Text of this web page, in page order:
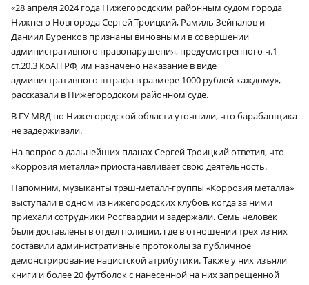
«28 апреля 2024 года Нижегородским районным судом города
Нижнего Новгорода Сергей Троицкий, Рамиль Зейналов и
Даниил Буренков признаны виновными в совершении
административного правонарушения, предусмотренного ч.1
ст.20.3 КоАП РФ, им назначено наказание в виде
административного штрафа в размере 1000 рублей каждому», —
рассказали в Нижегородском районном суде.
В ГУ МВД по Нижегородской области уточнили, что барабанщика
не задерживали.
На вопрос о дальнейших планах Сергей Троицкий ответил, что
«Коррозия металла» приостанавливает свою деятельность.
Напомним, музыканты трэш-металл-группы «Коррозия металла»
выступали в одном из нижегородских клубов, когда за ними
приехали сотрудники Росгвардии и задержали. Семь человек
были доставлены в отдел полиции, где в отношении трех из них
составили административные протоколы за публичное
демонстрирование нацистской атрибутики. Также у них изъяли
книги и более 20 футболок с нанесенной на них запрещенной